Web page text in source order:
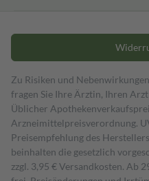
Zu Risiken und
fragen Sie Ihre Ärztin, Ihren
Üblicher
Arzneimittelpreisverordnung.
Preisempfehlung des
beinhalten die gesetzlich
zzgl. 3,95 € Versandkosten. Ab